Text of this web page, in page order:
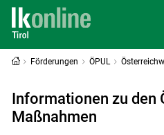
Förderungen ÖPUL
Informationen zu den
Maßnahmen